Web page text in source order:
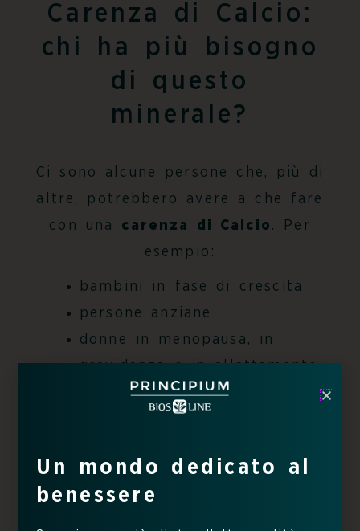
Carenza di Calcio:
chi ha più bisogno
di questo
minerale?
Ci sono alcune persone che, più di
altre, potrebbero avere a che fare
con una carenza di Calcio . Per
esempio:
bambini in fase di crescita
persone anziane
donne in menopausa, in
gravidanza o in allattamento
persone vegane o intolleranti
Un mondo dedicato al
benessere